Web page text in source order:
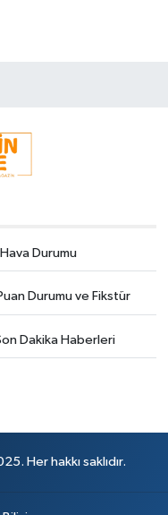
Hava Durumu
Durumu ve Fikstür
Dakika Haberleri
Her hakkı saklıdır.